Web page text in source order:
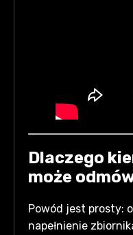
Dlaczego
może
Powód jest prosty:
napełnienie